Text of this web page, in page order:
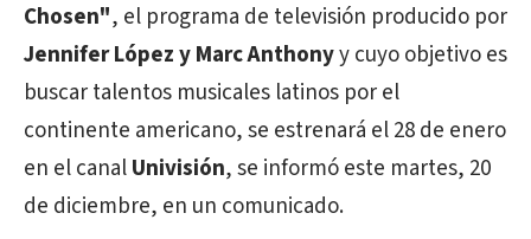
Chosen", el programa de televisión producido por
Jennifer López y Marc Anthonyy cuyo objetivo es
buscar talentos musicales latinos por el
continente americano, se estrenará el 28 de enero
en el canalUnivisión, se informó este martes, 20
de diciembre, en un comunicado.